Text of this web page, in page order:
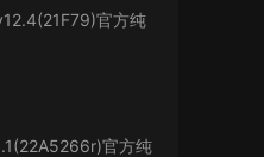
官方纯
官方纯